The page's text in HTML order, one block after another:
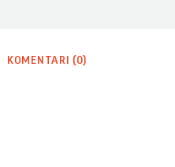
KOMENTARI (0)